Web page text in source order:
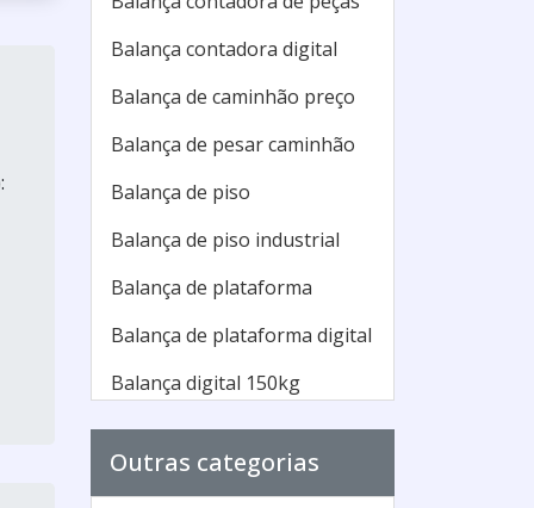
Balança contadora digital
Balança de caminhão preço
Balança de pesar caminhão
Balança de piso
Balança de piso industrial
Balança de plataforma
Balança de plataforma digital
Balança digital 150kg
Balança digital industrial
Outras categorias